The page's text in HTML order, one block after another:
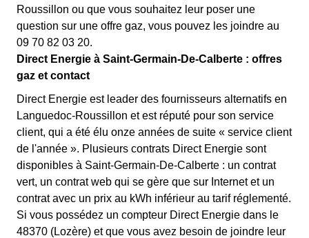
Roussillon ou que vous souhaitez leur poser une
question sur une offre gaz, vous pouvez les joindre au
09 70 82 03 20.
Direct Energie à Saint-Germain-De-Calberte : offres
gaz et contact
Direct Energie est leader des fournisseurs alternatifs en
Languedoc-Roussillon et est réputé pour son service
client, qui a été élu onze années de suite « service client
de l'année ». Plusieurs contrats Direct Energie sont
disponibles à Saint-Germain-De-Calberte : un contrat
vert, un contrat web qui se gère que sur Internet et un
contrat avec un prix au kWh inférieur au tarif réglementé.
Si vous possédez un compteur Direct Energie dans le
48370 (Lozère) et que vous avez besoin de joindre leur